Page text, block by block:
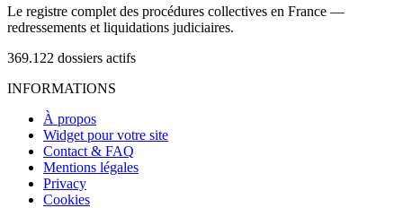
Le registre complet des procédures collectives en France —
redressements et liquidations judiciaires.
369.122 dossiers actifs
INFORMATIONS
À propos
Widget pour votre site
Contact & FAQ
Mentions légales
Privacy
Cookies